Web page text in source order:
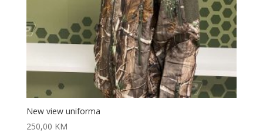
New view uniforma
250,00 KM